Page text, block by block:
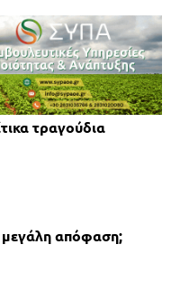
τραγούδια
μεγάλη απόφαση;